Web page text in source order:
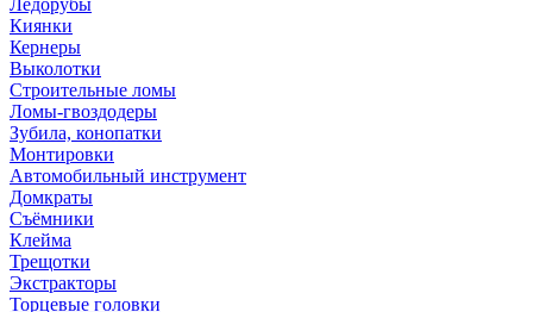
Ледорубы
Киянки
Кернеры
Выколотки
Строительные ломы
Ломы-гвоздодеры
Зубила, конопатки
Монтировки
Автомобильный инструмент
Домкраты
Съёмники
Клейма
Трещотки
Экстракторы
Торцевые головки